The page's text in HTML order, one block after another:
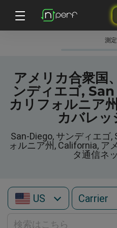
測
アメリカ合衆
ンディエゴ,
カリフォルニア
カバレッ
San-Diego, サンディエゴ,
ォルニア州, California, ア
タ通信ネ
US